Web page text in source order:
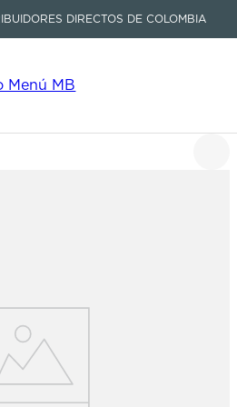
DIRECTOS DE COLOMBIA